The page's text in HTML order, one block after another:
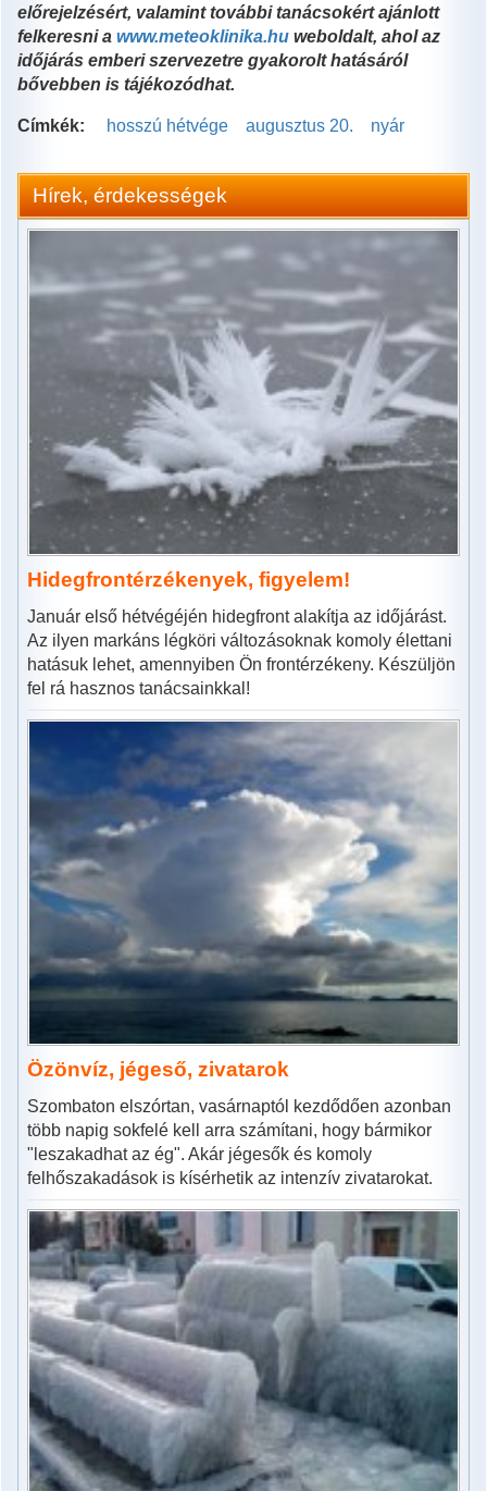
előrejelzésért, valamint további tanácsokért ajánlott
felkeresni a www.meteoklinika.hu weboldalt, ahol az
időjárás emberi szervezetre gyakorolt hatásáról
bővebben is tájékozódhat.
Címkék: hosszú hétvége augusztus 20. nyár
Hírek, érdekességek
Hidegfrontérzékenyek, figyelem!
Január első hétvégéjén hidegfront alakítja az időjárást.
Az ilyen markáns légköri változásoknak komoly élettani
hatásuk lehet, amennyiben Ön frontérzékeny. Készüljön
fel rá hasznos tanácsainkkal!
Özönvíz, jégeső, zivatarok
Szombaton elszórtan, vasárnaptól kezdődően azonban
több napig sokfelé kell arra számítani, hogy bármikor
"leszakadhat az ég". Akár jégesők és komoly
felhőszakadások is kísérhetik az intenzív zivatarokat.